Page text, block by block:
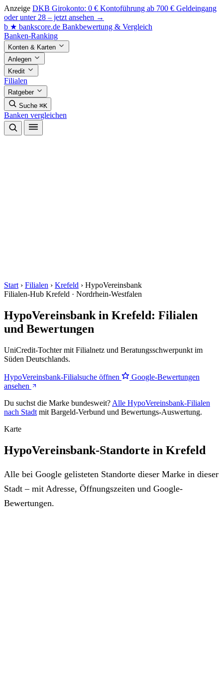
Anzeige DKB Girokonto: 0 € Kontoführung ab 700 € Geldeingang
oder unter 28 – jetzt ansehen →
b ★ bankscore.de Bankbewertung & Vergleich
Banken-Ranking
Konten & Karten
Anlegen
Kredit
Filialen
Ratgeber
Suche ⌘K
Banken vergleichen
Start › Filialen › Krefeld › HypoVereinsbank
Filialen-Hub Krefeld · Nordrhein-Westfalen
HypoVereinsbank in Krefeld: Filialen
und Bewertungen
UniCredit-Tochter mit Filialnetz und Beratungsschwerpunkt im
Süden Deutschlands.
HypoVereinsbank-Filialsuche öffnen
Google-Bewertungen
ansehen
Du suchst die Marke bundesweit? Alle HypoVereinsbank-Filialen
nach Stadt mit Bargeld-Verbund und Bewertungs-Auswertung.
Karte
HypoVereinsbank-Standorte in Krefeld
Alle bei Google gelisteten Standorte dieser Marke in dieser
Stadt – mit Adresse, Öffnungszeiten und Google-
Bewertungen.